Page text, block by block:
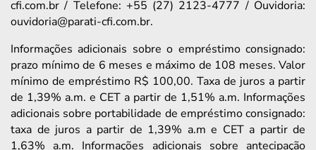
cfi.com.br / Telefone: +55 (27) 2123-4777 / Ouvidoria:
ouvidoria@parati-cfi.com.br.
Informações adicionais sobre o empréstimo consignado:
prazo mínimo de 6 meses e máximo de 108 meses. Valor
mínimo de empréstimo R$ 100,00. Taxa de juros a partir
de 1,39% a.m. e CET a partir de 1,51% a.m. Informações
adicionais sobre portabilidade de empréstimo consignado:
taxa de juros a partir de 1,39% a.m e CET a partir de
1,63% a.m. Informações adicionais sobre antecipação